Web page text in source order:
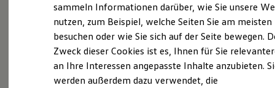
Reichweite
Reichweite der ID. Modelle
Reichweite im Winter
Laden
Laden unterwegs
Laden Zuhause
Fahrzeugangebot anfordern
sammeln Informationen darüber, wie Sie unsere
nutzen, zum Beispiel, welche Seiten Sie am meisten
besuchen oder wie Sie sich auf der Seite bewegen.
Zweck dieser Cookies ist es, Ihnen für Sie
an Ihre Interessen angepasste Inhalte anzubieten.
werden außerdem dazu verwendet, die